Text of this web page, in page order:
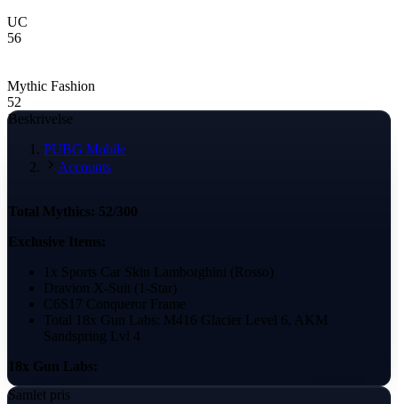
UC
56
Mythic Fashion
52
Beskrivelse
PUBG Mobile
Accounts
Total Mythics: 52/300
Exclusive Items:
1x Sports Car Skin Lamborghini (Rosso)
Dravion X-Suit (1-Star)
C6S17 Conqueror Frame
Total 18x Gun Labs: M416 Glacier Level 6, AKM
Sandspring Lvl 4
18x Gun Labs:
M416 The Glacier Lvl 6
Samlet pris